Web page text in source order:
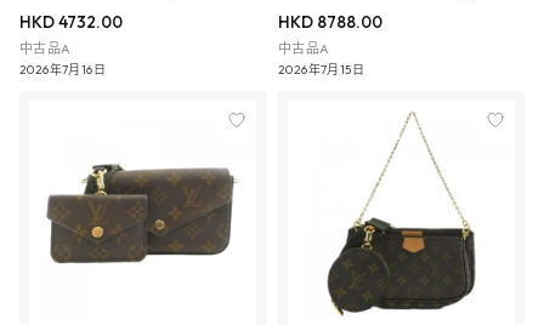
HKD 4732.00
中古品A
2026年7月16日
HKD 8788.00
中古品A
2026年7月15日